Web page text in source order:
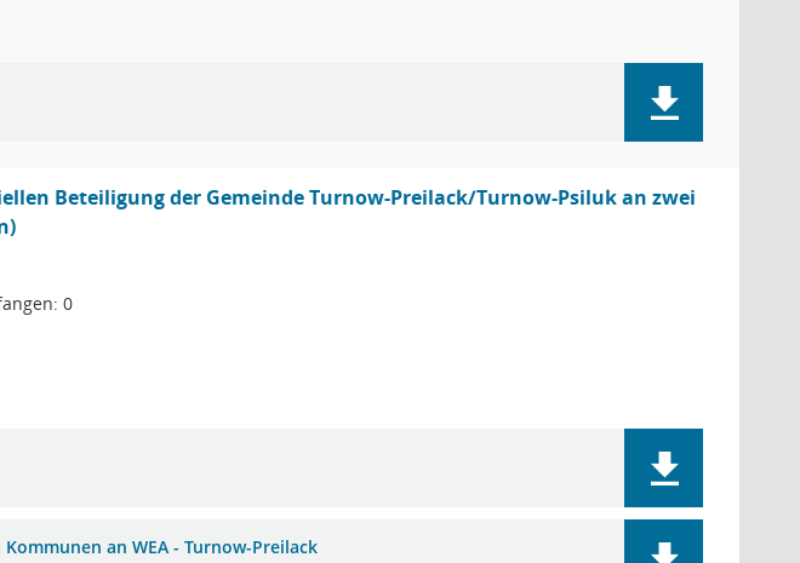
Beteiligung der Gemeinde Turnow-Preilack/Turnow-Psiluk an zwei
0
an WEA - Turnow-Preilack